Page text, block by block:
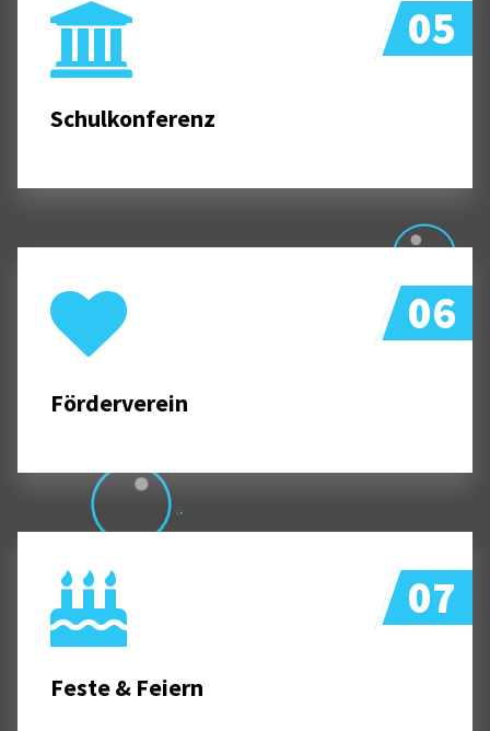
Schulkonferenz
05
Förderverein
06
Feste & Feiern
07